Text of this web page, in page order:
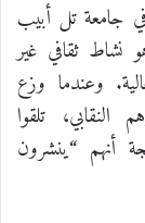
جامعة تل أبيب
ثقافي غير
وعندما وزع
تلقوا
أنهم “ينشرون